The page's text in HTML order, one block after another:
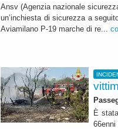
Ansv (Agenzia nazionale
un’inchiesta di sicurezza a
Aviamilano P-19 marche di re...
È